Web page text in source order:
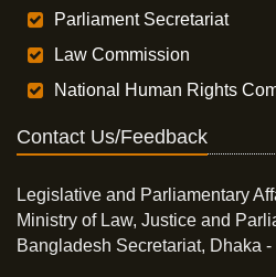
Parliament Secretariat
Law Commission
National Human Rights
Contact Us/Feedback
Legislative and Parliamentary
Ministry of Law, Justice and
Bangladesh Secretariat, Dhaka